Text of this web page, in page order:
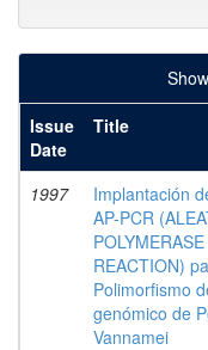
Issue
Date
Title
1997
Implantación
AP-PCR
REACTION)
Polimorfismo
genómico de
Vannamei